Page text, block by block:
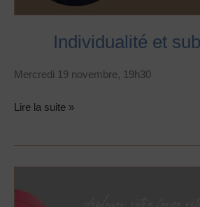
Individualité et
Mercredi 19 novembre, 19h30
Lire la suite »
la